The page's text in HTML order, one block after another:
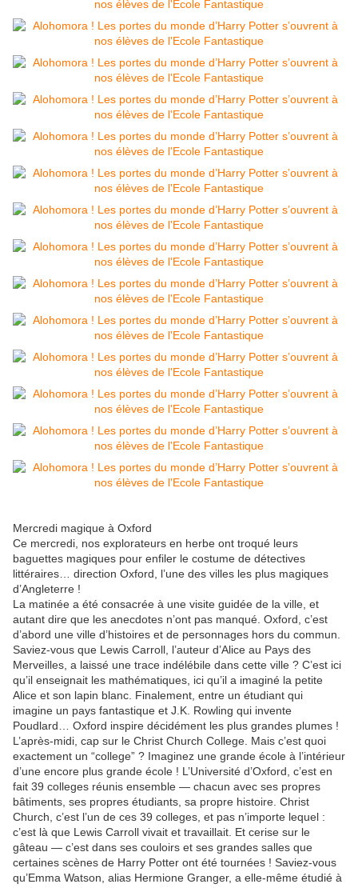
Mercredi magique à Oxford
Ce mercredi, nos explorateurs en herbe ont troqué leurs
baguettes magiques pour enfiler le costume de détectives
littéraires… direction Oxford, l’une des villes les plus magiques
d’Angleterre !
La matinée a été consacrée à une visite guidée de la ville, et
autant dire que les anecdotes n’ont pas manqué. Oxford, c’est
d’abord une ville d’histoires et de personnages hors du commun.
Saviez-vous que Lewis Carroll, l’auteur d’Alice au Pays des
Merveilles, a laissé une trace indélébile dans cette ville ? C’est ici
qu’il enseignait les mathématiques, ici qu’il a imaginé la petite
Alice et son lapin blanc. Finalement, entre un étudiant qui
imagine un pays fantastique et J.K. Rowling qui invente
Poudlard… Oxford inspire décidément les plus grandes plumes !
L’après-midi, cap sur le Christ Church College. Mais c’est quoi
exactement un “college” ? Imaginez une grande école à l’intérieur
d’une encore plus grande école ! L’Université d’Oxford, c’est en
fait 39 colleges réunis ensemble — chacun avec ses propres
bâtiments, ses propres étudiants, sa propre histoire. Christ
Church, c’est l’un de ces 39 colleges, et pas n’importe lequel :
c’est là que Lewis Carroll vivait et travaillait. Et cerise sur le
gâteau — c’est dans ses couloirs et ses grandes salles que
certaines scènes de Harry Potter ont été tournées ! Saviez-vous
qu’Emma Watson, alias Hermione Granger, a elle-même étudié à